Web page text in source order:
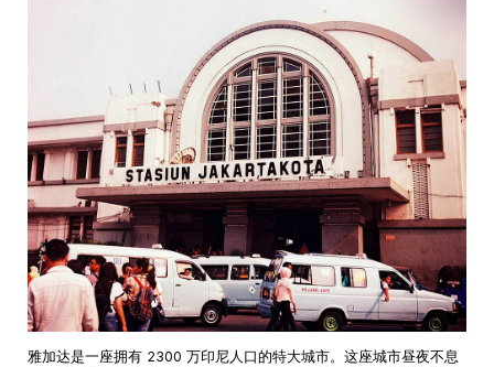
雅加达是一座拥有 2300 万印尼人口的特大城市。这座城市昼夜不息